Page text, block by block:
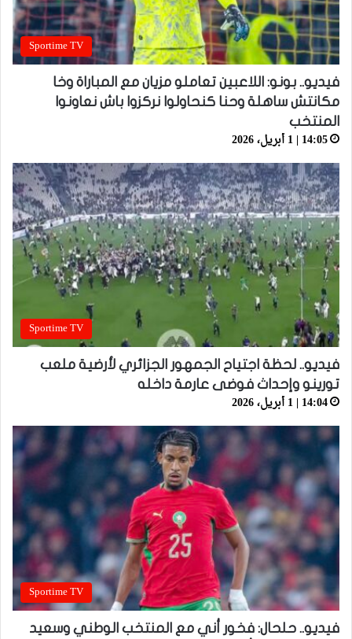
Sportime TV
فيديو.. بونو: اللاعبين تعاملو مزيان مع المباراة وخا
مكانتش ساهلة وحنا كنحاولوا نركزوا باش نعاونوا
المنتخب
14:05 | 1 أبريل، 2026
Sportime TV
فيديو.. لحظة اجتياح الجمهور الجزائري لأرضية ملعب
تورينو وإحداث فوضى عارمة داخله
14:04 | 1 أبريل، 2026
Sportime TV
فيديو.. حلحال: فخور أني مع المنتخب الوطني وسعيد